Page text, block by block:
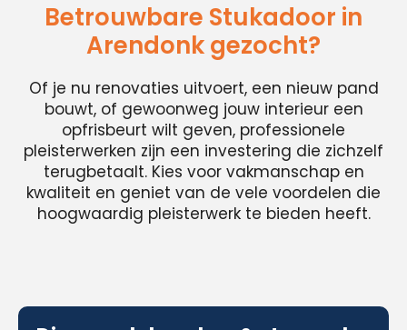
Betrouwbare Stukadoor in
Arendonk gezocht?
Of je nu renovaties uitvoert, een nieuw pand
bouwt, of gewoonweg jouw interieur een
opfrisbeurt wilt geven, professionele
pleisterwerken zijn een investering die zichzelf
terugbetaalt. Kies voor vakmanschap en
kwaliteit en geniet van de vele voordelen die
hoogwaardig pleisterwerk te bieden heeft.